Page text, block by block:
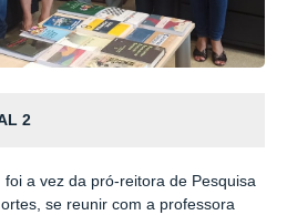
2
a vez da pró-reitora de Pesquisa
se reunir com a professora